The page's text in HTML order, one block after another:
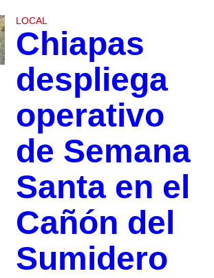
LOCAL
Chiapas
despliega
operativo
de Semana
Santa en el
Cañón del
Sumidero